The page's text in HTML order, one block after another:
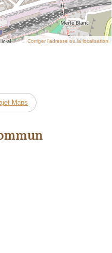
Corriger l’adresse ou la localisation
Maps